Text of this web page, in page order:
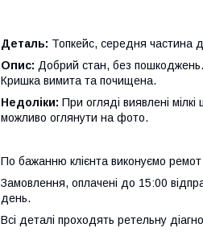
Деталь: Топкейс, середня частина
Опис: Добрий стан, без пошкоджень.
Кришка вимита та почищена.
Недоліки: При огляді виявлені
можливо оглянути на фото.
По бажанню клієнта виконуємо
Замовлення, оплачені до 15:00
день.
Всі деталі проходять ретельну